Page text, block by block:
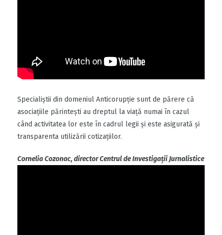
Specialiștii din domeniul Anticorupție sunt de părere că
asociațiile părintești au dreptul la viață numai în cazul
când activitatea lor este în cadrul legii și este asigurată și
transparenta utilizării cotizațiilor.
Cornelia Cozonac, director Centrul de Investigații Jurnalistice